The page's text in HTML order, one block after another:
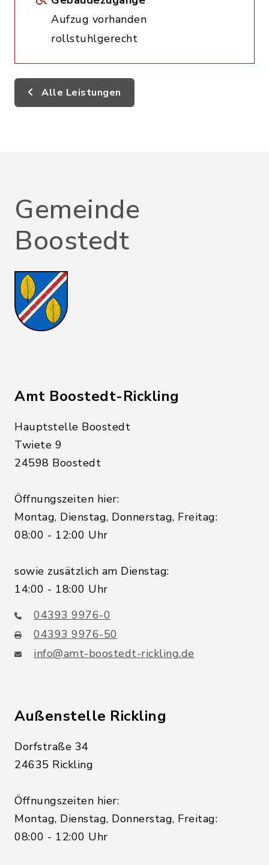
Aufzug vorhanden
rollstuhlgerecht
Alle Leistungen
Gemeinde
Boostedt
Amt Boostedt-Rickling
Hauptstelle Boostedt
Twiete 9
24598 Boostedt
Öffnungszeiten hier:
Montag, Dienstag, Donnerstag, Freitag:
08:00 - 12:00 Uhr
sowie zusätzlich am Dienstag:
14:00 - 18:00 Uhr
04393 9976-0
04393 9976-50
info@amt-boostedt-rickling.de
Außenstelle Rickling
Dorfstraße 34
24635 Rickling
Öffnungszeiten hier:
Montag, Dienstag, Donnerstag, Freitag:
08:00 - 12:00 Uhr